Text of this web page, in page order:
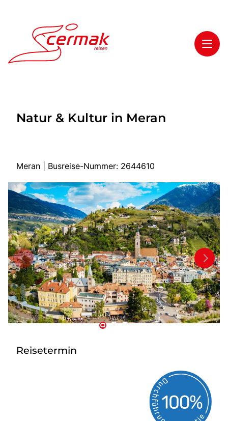
Highlights
Start
Tagesfahrten
Mehrtagesfahrten
Bus mieten
Katalog anfordern
Uber uns
Natur & Kultur in Meran
Meran | Busreise-Nummer: 2644610
Reisetermin